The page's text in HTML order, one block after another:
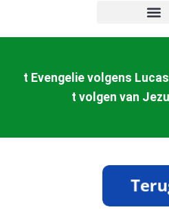
t Evengelie volgens
t volgen van